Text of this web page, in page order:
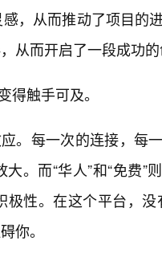
，从而推动了项目的
从而开启了一段成功的
得触手可及。
。每一次的连接，每
。而“华人”和“免费”
性。在这个平台，没
你。